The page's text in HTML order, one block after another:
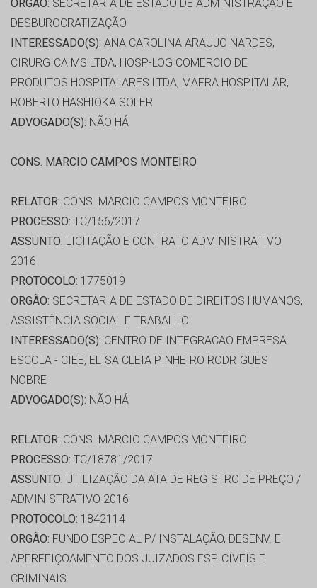
ORGÃO: SECRETARIA DE ESTADO DE ADMINISTRAÇÃO E
DESBUROCRATIZAÇÃO
INTERESSADO(S): ANA CAROLINA ARAUJO NARDES,
CIRURGICA MS LTDA, HOSP-LOG COMERCIO DE
PRODUTOS HOSPITALARES LTDA, MAFRA HOSPITALAR,
ROBERTO HASHIOKA SOLER
ADVOGADO(S): NÃO HÁ
CONS. MARCIO CAMPOS MONTEIRO
RELATOR: CONS. MARCIO CAMPOS MONTEIRO
PROCESSO: TC/156/2017
ASSUNTO: LICITAÇÃO E CONTRATO ADMINISTRATIVO
2016
PROTOCOLO: 1775019
ORGÃO: SECRETARIA DE ESTADO DE DIREITOS HUMANOS,
ASSISTÊNCIA SOCIAL E TRABALHO
INTERESSADO(S): CENTRO DE INTEGRACAO EMPRESA
ESCOLA - CIEE, ELISA CLEIA PINHEIRO RODRIGUES
NOBRE
ADVOGADO(S): NÃO HÁ
RELATOR: CONS. MARCIO CAMPOS MONTEIRO
PROCESSO: TC/18781/2017
ASSUNTO: UTILIZAÇÃO DA ATA DE REGISTRO DE PREÇO /
ADMINISTRATIVO 2016
PROTOCOLO: 1842114
ORGÃO: FUNDO ESPECIAL P/ INSTALAÇÃO, DESENV. E
APERFEIÇOAMENTO DOS JUIZADOS ESP. CÍVEIS E
CRIMINAIS